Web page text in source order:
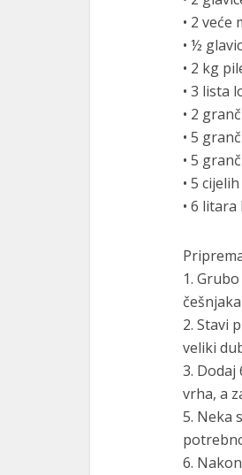
• 2 veće
• ½
• 2 kg
• 3 lista
• 2
• 5
• 5
• 5
• 6
1.
2. Stavi
veliki
3. Dodaj
vrha, a
5. Neka
6.